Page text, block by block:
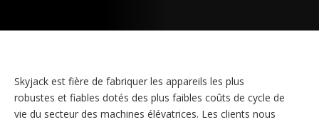
Skyjack est fière de fabriquer les appareils les plus
robustes et fiables dotés des plus faibles coûts de cycle de
vie du secteur des machines élévatrices. Les clients nous